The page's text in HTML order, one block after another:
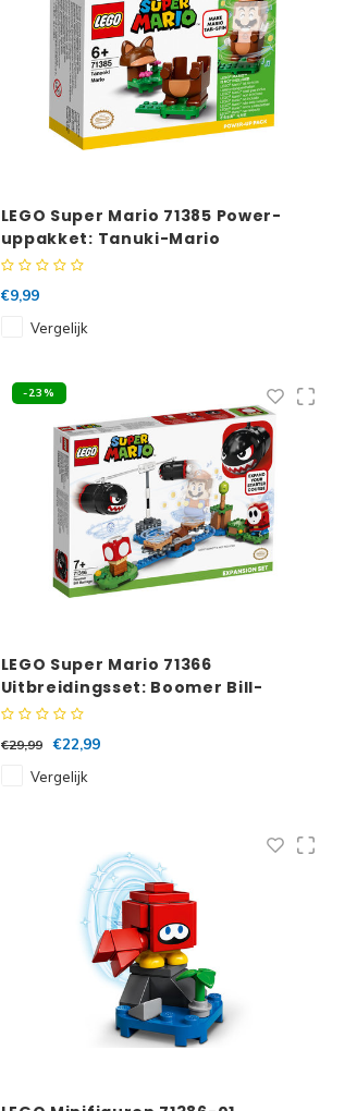
LEGO Super Mario 71385 Power-
uppakket: Tanuki-Mario
€9,99
Vergelijk
-23%
LEGO Super Mario 71366
Uitbreidingsset: Boomer Bill-
spervuur
€29,99
€22,99
Vergelijk